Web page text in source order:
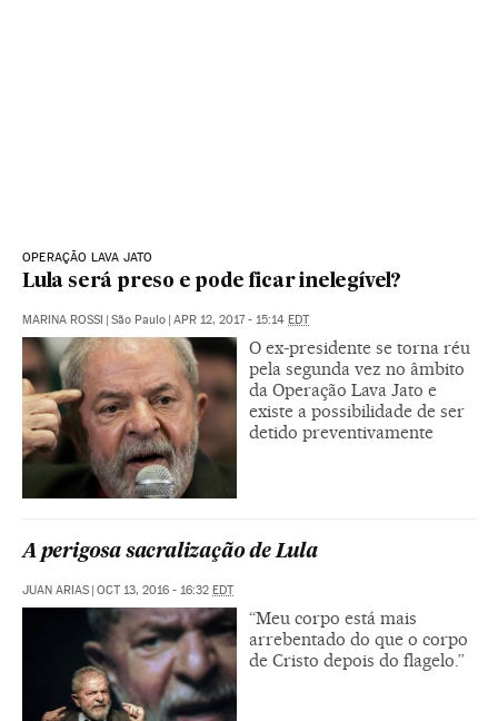
OPERAÇÃO LAVA JATO
Lula será preso e pode ficar inelegível?
MARINA ROSSI | São Paulo | APR 12, 2017 - 15:14 EDT
O ex-presidente se torna réu
pela segunda vez no âmbito
da Operação Lava Jato e
existe a possibilidade de ser
detido preventivamente
A perigosa sacralização de Lula
JUAN ARIAS | OCT 13, 2016 - 16:32 EDT
“Meu corpo está mais
arrebentado do que o corpo
de Cristo depois do flagelo.”